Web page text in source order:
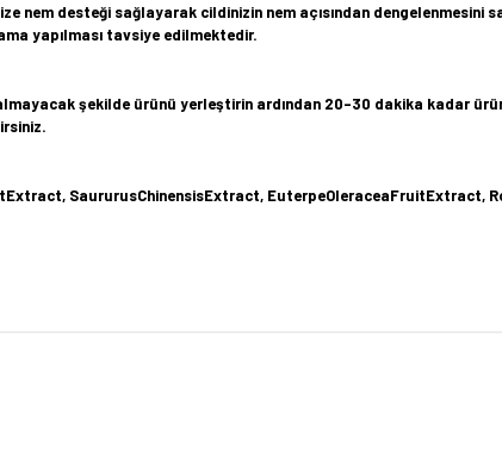
nem desteği sağlayarak cildinizin nem açısından dengelenmesini
yapılması tavsiye edilmektedir.
şekilde ürünü yerleştirin ardından 20-30 dakika kadar
SaururusChinensisExtract, EuterpeOleraceaFruitExtract,